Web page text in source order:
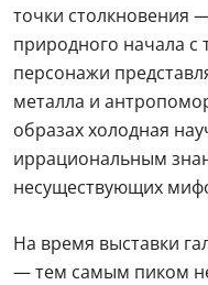
точки столкновения
природного начала с
персонажи
металла и
образах холодная
иррациональным
несуществующих
На время выставки
— тем самым пиком